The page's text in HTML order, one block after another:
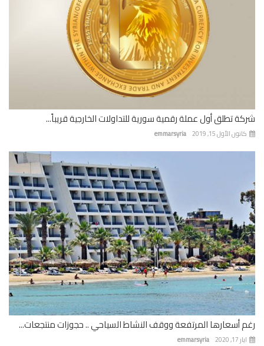
تطلق أول عملة رقمية سورية للتداولات الخارجية قريباً...
emmarsyria الأول 15, 2019
أسعارها المرتفعة ووقف النشاط السياحي .. حجوزات منتجعات...
emmarsyria